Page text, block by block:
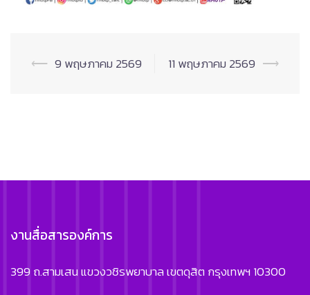
Post
⟵ 9 พฤษภาคม 2569 11 พฤษภาคม 2569 ⟶
งานสื่อสารองค์การ
399 ถ.สามเสน แขวงวชิรพยาบาล เขตดุสิต กรุงเทพฯ 10300